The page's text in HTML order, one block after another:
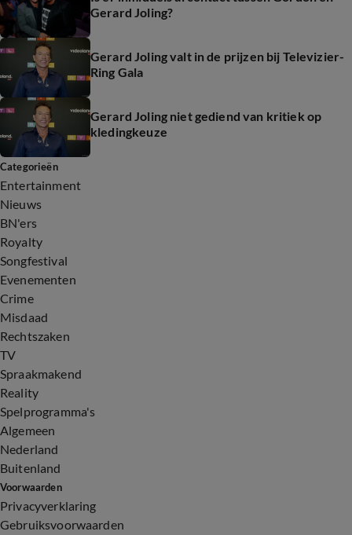
Gerard Joling?
Gerard Joling valt in de prijzen bij Televizier-
Ring Gala
Gerard Joling niet gediend van kritiek op
kledingkeuze
Categorieën
Entertainment
Nieuws
BN'ers
Royalty
Songfestival
Evenementen
Crime
Misdaad
Rechtszaken
TV
Spraakmakend
Reality
Spelprogramma's
Algemeen
Nederland
Buitenland
Voorwaarden
Privacyverklaring
Gebruiksvoorwaarden